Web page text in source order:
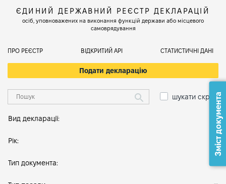
ЄДИНИЙ ДЕРЖАВНИЙ РЕЄСТР ДЕКЛАРАЦІЙ
осіб, уповноважених на виконання функцій держави або місцевого
самоврядування
ПРО РЕЄСТР ВІДКРИТИЙ АРІ СТАТИСТИЧНІ ДАНІ
Подати декларацію
шукати скрізь
Вид декларації:
Рік:
Тип документа:
Зміст документа